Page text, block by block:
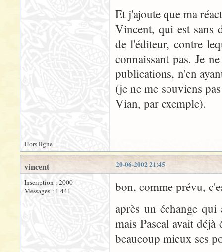
Et j'ajoute que ma
Vincent, qui est sans
de l'éditeur, contre
connaissant pas. Je
publications, n'en
(je ne me souviens
Vian, par exemple).
Hors ligne
20-06-2002 21:45
vincent
Inscription : 2000
Messages : 1 441
bon, comme prévu,
après un échange
mais Pascal avait
beaucoup mieux ses